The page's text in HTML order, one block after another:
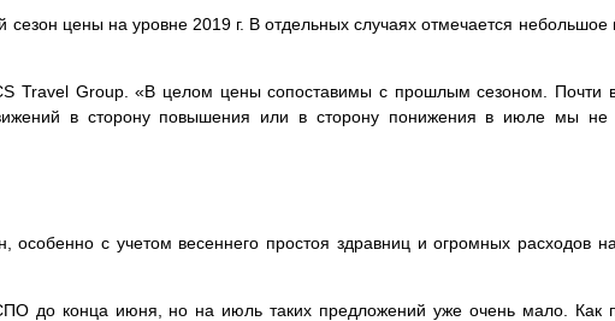
цены на уровне 2019 г. В отдельных случаях отмечается
Travel Group. «В целом цены сопоставимы с прошлым сезоном. Почти
в сторону повышения или в сторону понижения в июле мы
особенно с учетом весеннего простоя здравниц и огромных расходов
до конца июня, но на июль таких предложений уже очень мало. Как